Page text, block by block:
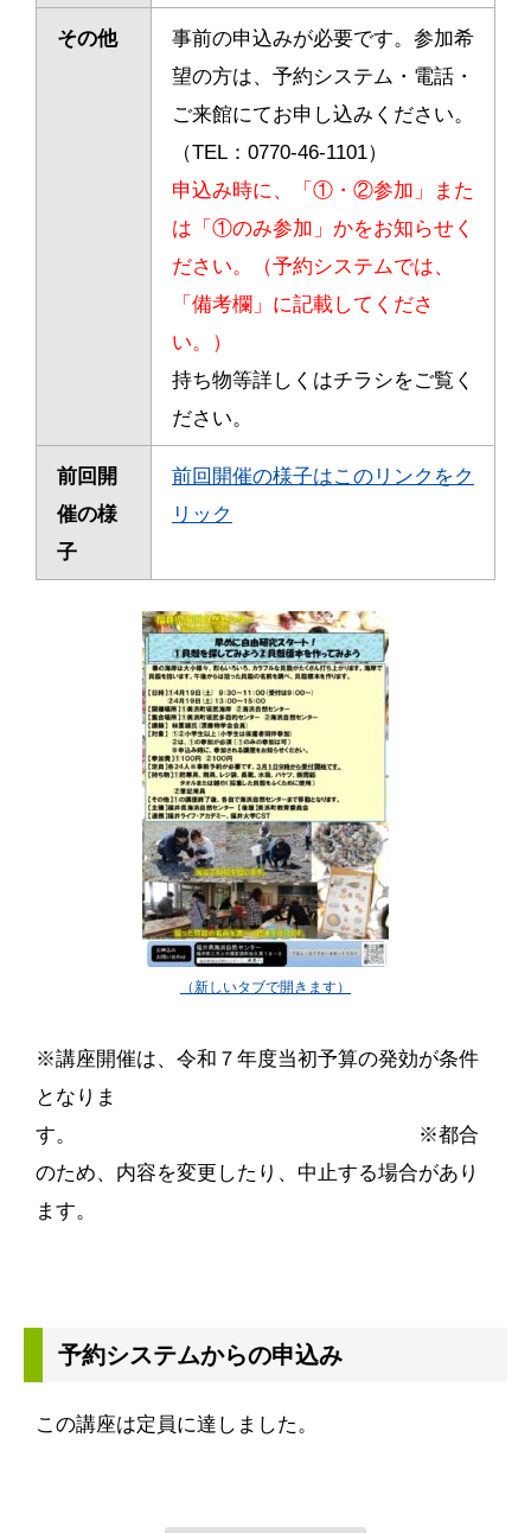
その他 事前の申込みが必要です。 参加希
望の方は、予約システム・電話・
ご来館にてお申し込みください。
（TEL：0770-46-1101）
申込み時に、「①・②参加」また
は「①のみ参加」かをお知らせく
ださい。（予約システムでは、
「備考欄」に記載してくださ
い。）
持ち物等詳しくはチラシをご覧く
ださい。
前回開
催の様
子
前回開催の様子はこのリンクをク
リック
※講座開催は、令和７年度当初予算の発効が条件
となりま
す。 ※都合
のため、内容を変更したり、中止する場合があり
ます。
予約システムからの申込み
この講座は定員に達しました。